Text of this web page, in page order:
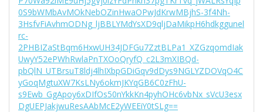
0S9bWMbAvMOkNebOZinHwaOPwJdKrwMBjhS-3f4Nh-
3HsfvFiAvhmODNg_ljBBLYMdYsXD9qljDaMikpH6hdkggunel
rc-
2PHBIZaStBqm6HxwUH34JDFGu7ZztBLPa1_XZGzqomdIak
UwyY52ePWhRwlaPnTXOoQryfQ_c2L3mXIBQd-
pbQlN_UTBrsuT8ldj4lhIXbpGDiGqv9dDys9NGLYZDOVqO4C
yGoqMgtuXW7KsLNy6okmJKYqGB6C0zFhU-
s9Ewb_GgApoy6xDIfOs50nYkkKn4pyhOHc6vbNx_sVcU3esx
DgUEPJakjwuResAAbMcE2yWEEiY0tSLg==